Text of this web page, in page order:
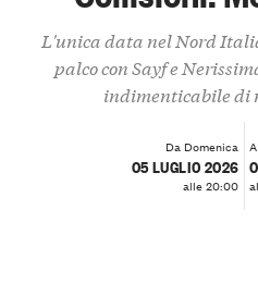
L'unica data nel Nord
palco con Sayf e
indimenticabile di
Da Domenica
05 LUGLIO 2026
alle 20:00